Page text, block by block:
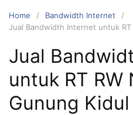
Home
Bandwidth Internet
Jual Bandwidth Internet untuk RT
Jual
untuk RT RW
Gunung Kidul